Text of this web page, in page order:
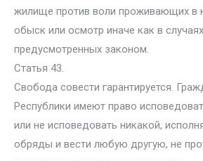
жилище против воли проживающих в
обыск или осмотр иначе как в
предусмотренных законом.
Статья 43.
Свобода совести гарантируется.
Республики имеют право
или не исповедовать никакой,
обряды и вести любую другую, не